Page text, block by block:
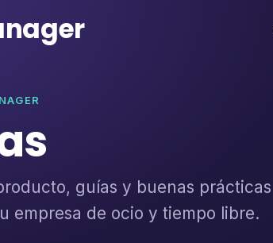
guías y buenas prácticas
empresa de ocio y tiempo libre.